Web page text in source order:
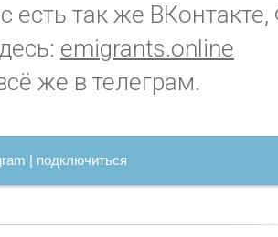
так же ВКонтакте,
emigrants.online
же в телеграм.
| подключиться